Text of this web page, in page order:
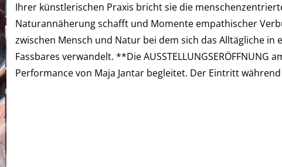
Ihrer künstlerischen Praxis bricht sie die
Naturannäherung schafft und Momente empathischer
zwischen Mensch und Natur bei dem sich das Alltägliche in
Fassbares verwandelt. **Die AUSSTELLUNGSERÖFFNUNG
Performance von Maja Jantar begleitet. Der Eintritt